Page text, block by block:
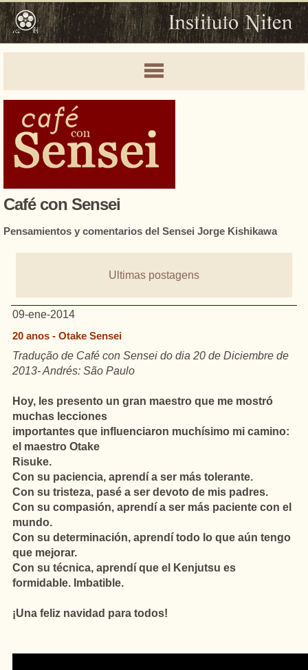
Café con Sensei
Pensamientos y comentarios del Sensei Jorge Kishikawa
Ultimas postagens
09-ene-2014
20 anos - Otake Sensei
Tradução de Café con Sensei do dia 20 de Diciembre de
2013- Andrés: São Paulo
Hoy, les presento un gran maestro que me mostró
muchas lecciones
importantes que influenciaron muchísimo mi camino:
el maestro Otake
Risuke.
Con su paciencia, aprendí a ser más tolerante.
Con su tristeza, pasé a ser devoto de mis padres.
Con su compasión, aprendí a ser más paciente con el
mundo.
Con su determinación, aprendí todo lo que aún tengo
que mejorar.
Con su técnica, aprendí que el Kenjutsu es
formidable. Imbatible.
¡Una feliz navidad para todos!